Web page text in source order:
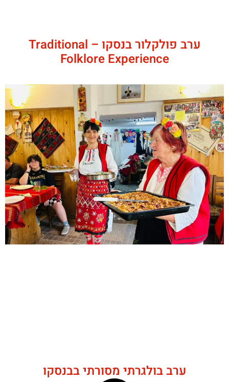
ערב פולקלור בנסקו – Traditional
Folklore Experience
ערב בולגרתי מסורתי בבנסקו